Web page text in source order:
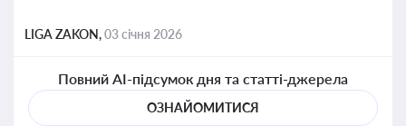
LIGA ZAKON,03 січня 2026
Повний AI-підсумок дня та статті-джерела
ОЗНАЙОМИТИСЯ